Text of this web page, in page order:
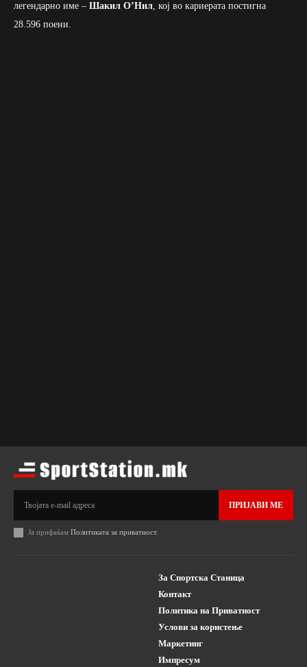
легендарно име – Шакил О’Нил, кој во кариерата постигна
28.596 поени.
ПРИЈАВИ МЕ
Ја прифаќам Политиката за приватност.
За Спортска Станица
Контакт
Политика на Приватност
Услови за користење
Маркетинг
Импресум